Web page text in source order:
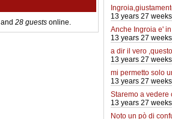
and 28 guests online.
13 years 27
Anche Ingroia e'
13 years 27
a dir il vero ,questo
13 years 27
mi permetto solo
13 years 27
Staremo a vedere
13 years 27
Noto un pò di